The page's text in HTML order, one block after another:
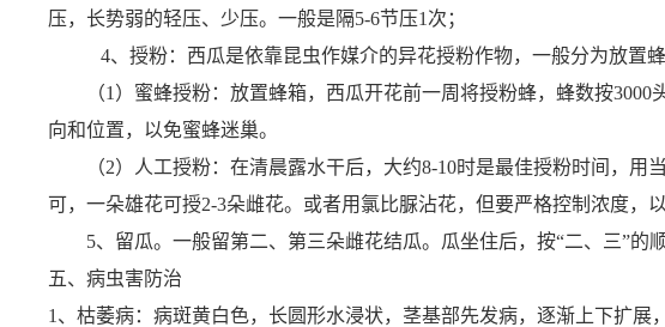
压，长势弱的轻压、少压。一般是隔5-6节压1次；
4、授粉：西瓜是依靠昆虫作媒介的异花授粉作物，一般分为放置
（1）蜜蜂授粉：放置蜂箱， 西瓜开花前一周将授粉蜂，蜂数按3000
向和位置，以免蜜蜂迷巢。
（2）人工授粉：在清晨露水干后，大约8-10时是最佳授粉时间，用
可，一朵雄花可授2-3朵雌花。或者用氯比脲沾花，但要严格控制浓度，
5、留瓜。一般留第二、第三朵雌花结瓜。瓜坐住后，按“二、三”的
五、病虫害防治
1、 枯萎病：病斑黄白色，长圆形水浸状，茎基部先发病，逐渐上下扩